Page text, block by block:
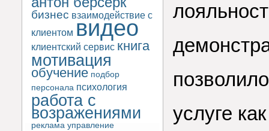
бизнес взаимодействие с
клиентом видео
клиентский сервис книга
мотивация
обучение подбор
персонала психология
работа с
возражениями
реклама управление
услуге